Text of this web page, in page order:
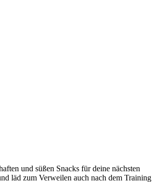
und süßen Snacks für deine nächsten
läd zum Verweilen auch nach dem Training